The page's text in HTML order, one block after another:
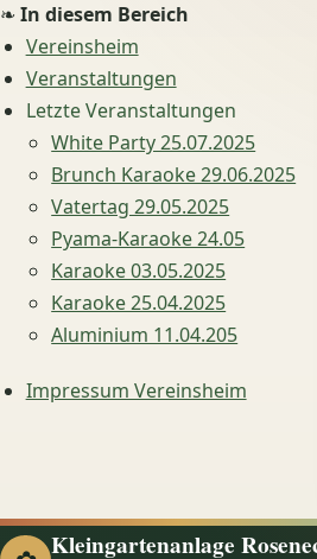
❧ In diesem Bereich
Vereinsheim
Veranstaltungen
Letzte Veranstaltungen
White Party 25.07.2025
Brunch Karaoke 29.06.2025
Vatertag 29.05.2025
Pyama-Karaoke 24.05
Karaoke 03.05.2025
Karaoke 25.04.2025
Aluminium 11.04.205
Impressum Vereinsheim
Kleingartenanlage